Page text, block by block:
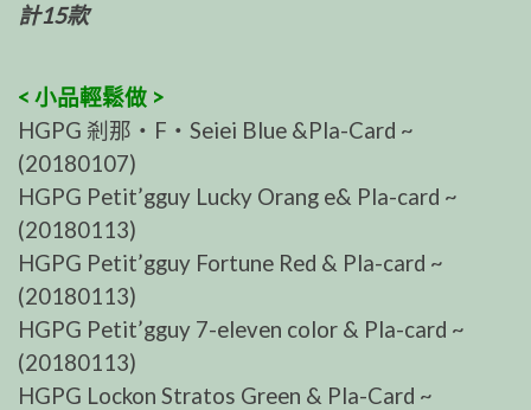
計15款
< 小品輕鬆做 >
HGPG 剎那‧F‧Seiei Blue &Pla-Card ~
(20180107)
HGPG Petit’gguy Lucky Orang e& Pla-card ~
(20180113)
HGPG Petit’gguy Fortune Red & Pla-card ~
(20180113)
HGPG Petit’gguy 7-eleven color & Pla-card ~
(20180113)
HGPG Lockon Stratos Green & Pla-Card ~